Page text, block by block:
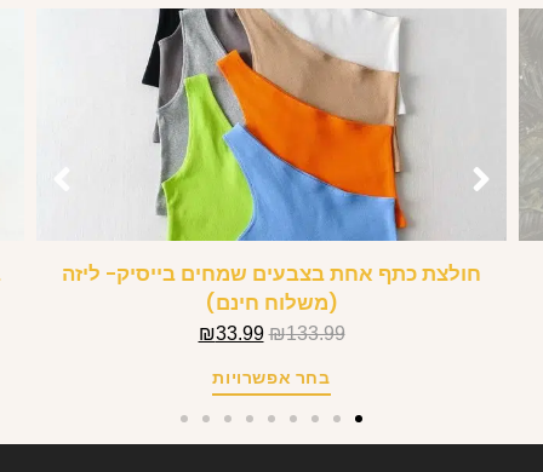
חולצת כתף אחת בצבעים שמחים בייסיק- ליזה
(משלוח חינם)
₪133.99
₪33.99
בחר אפשרויות